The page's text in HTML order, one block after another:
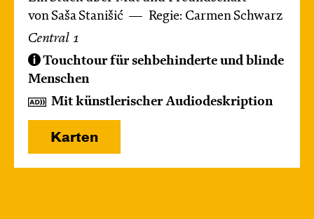
von Saša Stanišić
Regie: Carmen Schwarz
Central 1
Touchtour für sehbehinderte und blinde
Menschen
Mit künstlerischer Audiodeskription
Karten